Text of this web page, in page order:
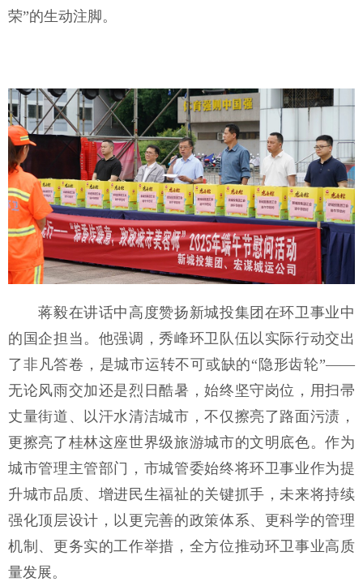
荣”的生动注脚。
蒋毅在讲话中高度赞扬新城投集团在环卫事业中
的国企担当。他强调，秀峰环卫队伍以实际行动交出
了非凡答卷，是城市运转不可或缺的“隐形齿轮”——
无论风雨交加还是烈日酷暑，始终坚守岗位，用扫帚
丈量街道、以汗水清洁城市，不仅擦亮了路面污渍，
更擦亮了桂林这座世界级旅游城市的文明底色。作为
城市管理主管部门，市城管委始终将环卫事业作为提
升城市品质、增进民生福祉的关键抓手，未来将持续
强化顶层设计，以更完善的政策体系、更科学的管理
机制、更务实的工作举措，全方位推动环卫事业高质
量发展。